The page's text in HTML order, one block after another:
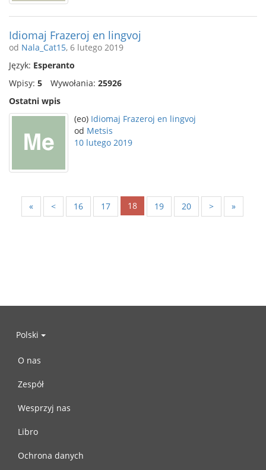
Idiomaj Frazeroj en lingvoj
od Nala_Cat15, 6 lutego 2019
Język: Esperanto
Wpisy: 5 Wywołania: 25926
Ostatni wpis
(eo) Idiomaj Frazeroj en lingvoj
od Metsis
10 lutego 2019
« < 16 17 18 19 20 > »
Polski
O nas
Zespół
Wesprzyj nas
Libro
Ochrona danych